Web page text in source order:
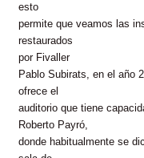
esto
permite que veamos las
restaurados
por Fivaller
Pablo Subirats, en el año
ofrece el
auditorio que tiene
Roberto Payró,
donde habitualmente se